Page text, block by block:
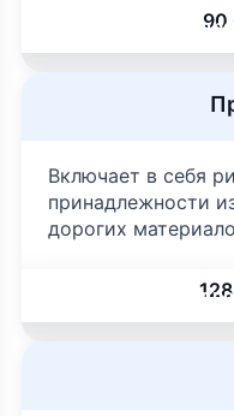
90
Включает в себя
принадлежности
дорогих